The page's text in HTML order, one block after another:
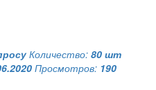
Количество: 80 шт
Просмотров: 190